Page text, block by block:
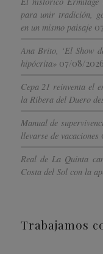
para unir tradición,
en un mismo paisaje
Ana Brito, ‘El Show
hipócrita» 07/08/2026
Cepa 21 reinventa el
la Ribera del Duero
Manual de
llevarse de vacaciones
Real de La Quinta
Costa del Sol con la
Trabajamos